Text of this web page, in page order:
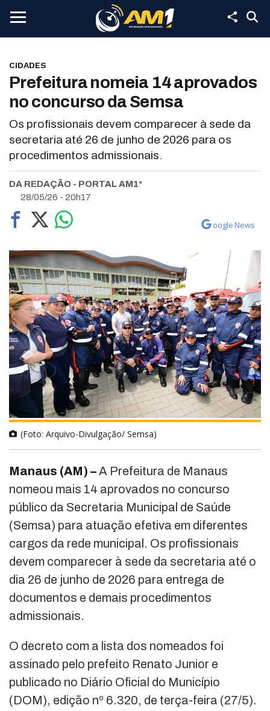
CIDADES
Prefeitura nomeia 14 aprovados
no concurso da Semsa
Os profissionais devem comparecer à sede da
secretaria até 26 de junho de 2026 para os
procedimentos admissionais.
DA REDAÇÃO - PORTAL AM1*
28/05/26 - 20h17
oogle News
(Foto: Arquivo-Divulgação/ Semsa)
Manaus (AM) –A Prefeitura de Manaus
nomeou mais 14 aprovados no concurso
público da Secretaria Municipal de Saúde
(Semsa) para atuação efetiva em diferentes
cargos da rede municipal. Os profissionais
devem comparecer à sede da secretaria até o
dia 26 de junho de 2026 para entrega de
documentos e demais procedimentos
admissionais.
O decreto com a lista dos nomeados foi
assinado pelo prefeito Renato Junior e
publicado no Diário Oficial do Município
(DOM), edição nº 6.320, de terça-feira (27/5).